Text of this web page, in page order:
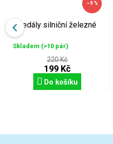
–9 %
pedály silniční železné
Skladem (>10 pár)
220 Kč
199 Kč
Do košíku